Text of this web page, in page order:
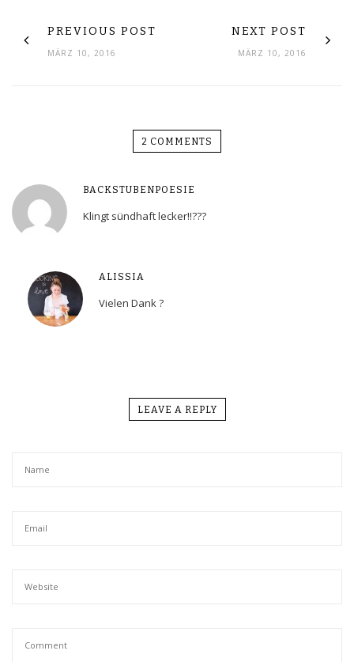
PREVIOUS POST
MÄRZ 10, 2016
NEXT POST
MÄRZ 10, 2016
2 COMMENTS
BACKSTUBENPOESIE
Klingt sündhaft lecker!!???
ALISSIA
Vielen Dank ?
LEAVE A REPLY